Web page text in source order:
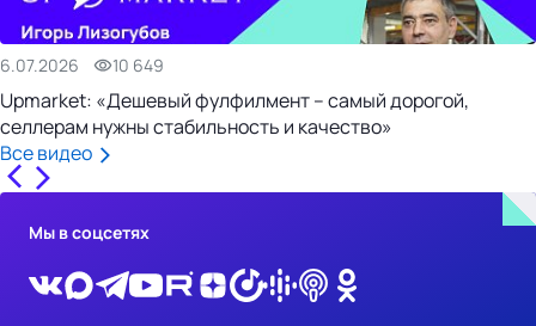
6.07.2026 10 649
Upmarket: «Дешевый фулфилмент – самый дорогой,
селлерам нужны стабильность и качество»
Все видео
Мы в соцсетях